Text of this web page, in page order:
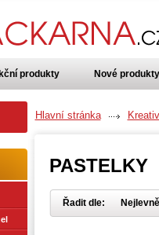
produkty Nové produkty
Hlavní stránka
PASTELKY
Řadit dle: